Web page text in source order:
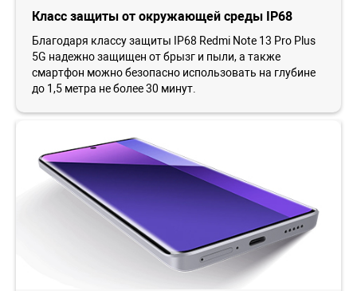
Класс защиты от окружающей среды IP68
Благодаря классу защиты IP68 Redmi Note 13 Pro Plus
5G надежно защищен от брызг и пыли, а также
смартфон можно безопасно использовать на глубине
до 1,5 метра не более 30 минут.